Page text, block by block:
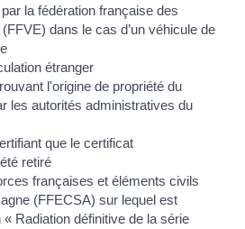
la fédération française des
dans le cas d’un véhicule de
étranger
l'origine de propriété du
les autorités administratives du
que le certificat
retiré
françaises et éléments civils
(FFECSA) sur lequel est
Radiation définitive de la série